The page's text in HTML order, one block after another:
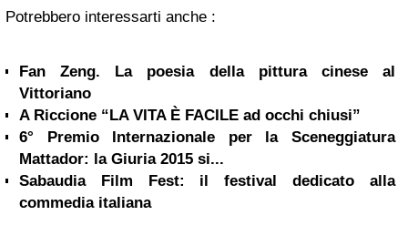
Potrebbero interessarti anche :
Fan Zeng. La poesia della pittura cinese al
Vittoriano
A Riccione “LA VITA È FACILE ad occhi chiusi”
6° Premio Internazionale per la Sceneggiatura
Mattador: la Giuria 2015 si...
Sabaudia Film Fest: il festival dedicato alla
commedia italiana